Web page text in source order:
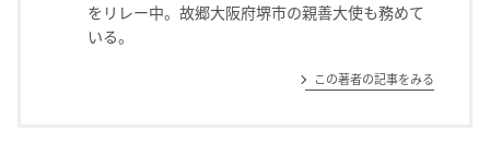
をリレー中。故郷大阪府堺市の親善大使も務めて
いる。
この著者の記事をみる